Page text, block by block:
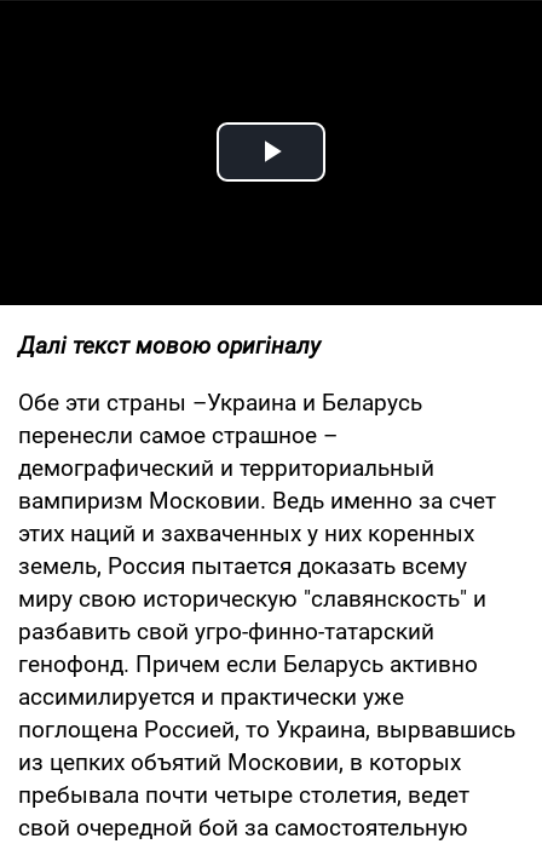
Play Video
Далі текст мовою оригіналу
Обе эти страны –Украина и Беларусь
перенесли самое страшное –
демографический и территориальный
вампиризм Московии. Ведь именно за счет
этих наций и захваченных у них коренных
земель, Россия пытается доказать всему
миру свою историческую "славянскость" и
разбавить свой угро-финно-татарский
генофонд. Причем если Беларусь активно
ассимилируется и практически уже
поглощена Россией, то Украина, вырвавшись
из цепких объятий Московии, в которых
пребывала почти четыре столетия, ведет
свой очередной бой за самостоятельную